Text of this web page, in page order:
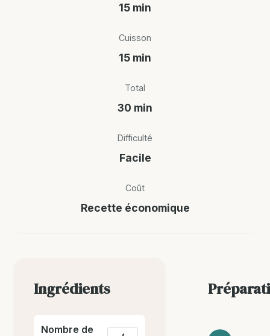
15 min
Cuisson
15 min
Total
30 min
Difficulté
Facile
Coût
Recette économique
Ingrédients
Nombre de